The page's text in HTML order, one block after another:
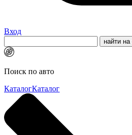
Вход
Поиск по авто
КаталогКаталог